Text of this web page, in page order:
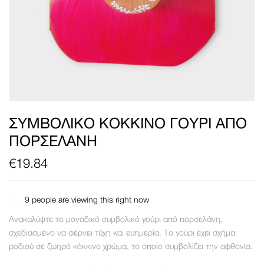
ΣΥΜΒΟΛΙΚΌ ΚΌΚΚΙΝΟ ΓΟΎΡΙ ΑΠΌ
ΠΟΡΣΕΛΆΝΗ
€19.84
9 people are viewing this right now
Ανακαλύψτε το μοναδικό συμβολικό γούρι από πορσελάνη,
σχεδιασμένο να φέρνει τύχη και ευημερία. Το γούρι έχει σχήμα
ροδιού σε ζωηρό κόκκινο χρώμα, το οποίο συμβολίζει την αφθονία.